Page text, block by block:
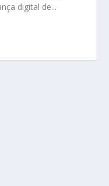
digital de...